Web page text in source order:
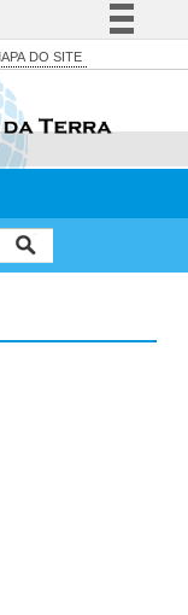
BR
à informação
Canais
DO SITE